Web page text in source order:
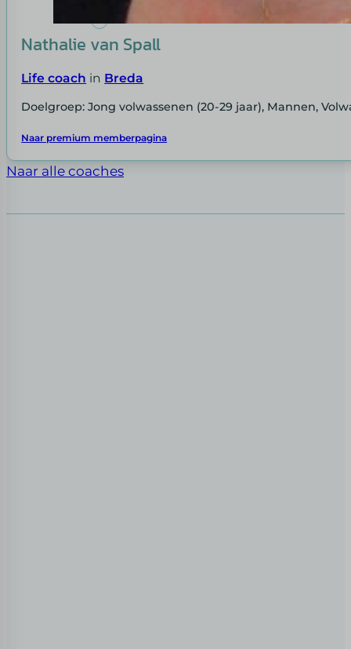
Nathalie van Spall
Life coach in Breda
Doelgroep: Jong volwassenen (20-29 jaar), Mannen,
Naar premium memberpagina
Naar alle coaches